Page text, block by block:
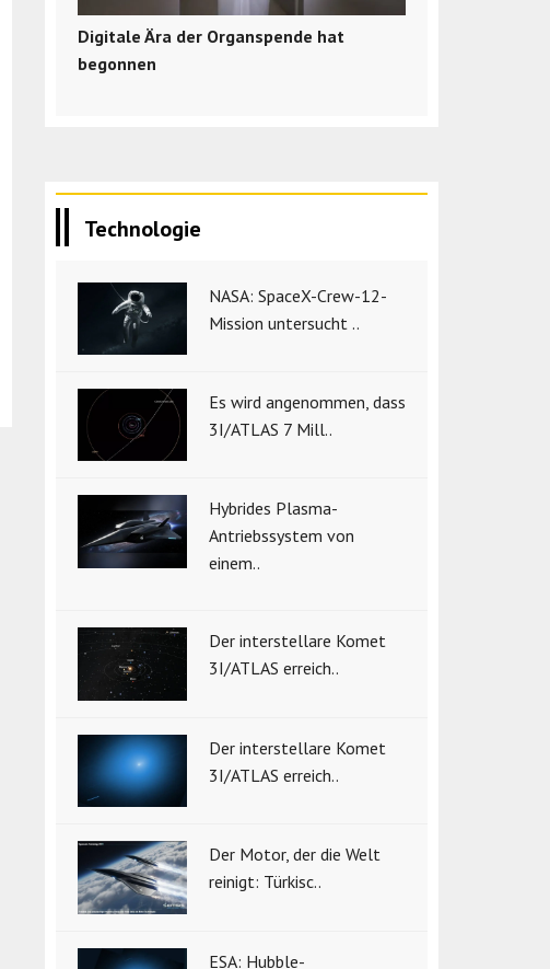
Digitale Ära der Organspende hat
begonnen
Technologie
NASA: SpaceX-Crew-12-
Mission untersucht ..
Es wird angenommen, dass
3I/ATLAS 7 Mill..
Hybrides Plasma-
Antriebssystem von
einem..
Der interstellare Komet
3I/ATLAS erreich..
Der interstellare Komet
3I/ATLAS erreich..
Der Motor, der die Welt
reinigt: Türkisc..
ESA: Hubble-